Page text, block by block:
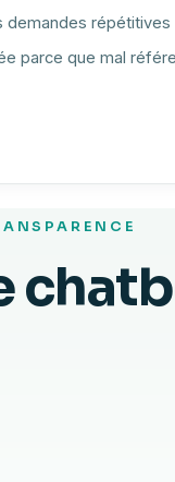
demandes répétitives
parce que mal